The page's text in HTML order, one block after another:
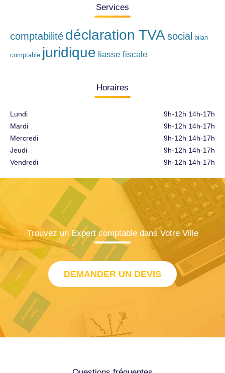
Services
comptabilité déclaration TVA social bilan
comptable juridique liasse fiscale
Horaires
Lundi
Mardi
Mercredi
Jeudi
Vendredi
9h-12h 14h-17h
9h-12h 14h-17h
9h-12h 14h-17h
9h-12h 14h-17h
9h-12h 14h-17h
Trouvez un Expert comptable dans Votre Ville
DEMANDER UN DEVIS